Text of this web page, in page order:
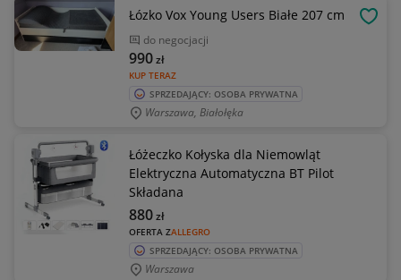
Łózko Vox Young Users Białe 207 cm
do negocjacji
KUP TERAZ
990zł
SPRZEDAJĄCY: OSOBA PRYWATNA
Warszawa, Białołęka
Łóżeczko Kołyska dla Niemowląt
Elektryczna Automatyczna BT Pilot
Składana
OFERTA ZALLEGRO
880zł
SPRZEDAJĄCY: OSOBA PRYWATNA
Warszawa